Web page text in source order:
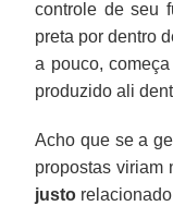
controle de seu
preta por dentro
a pouco,
produzido ali
Acho que se a
propostas viriam
justo